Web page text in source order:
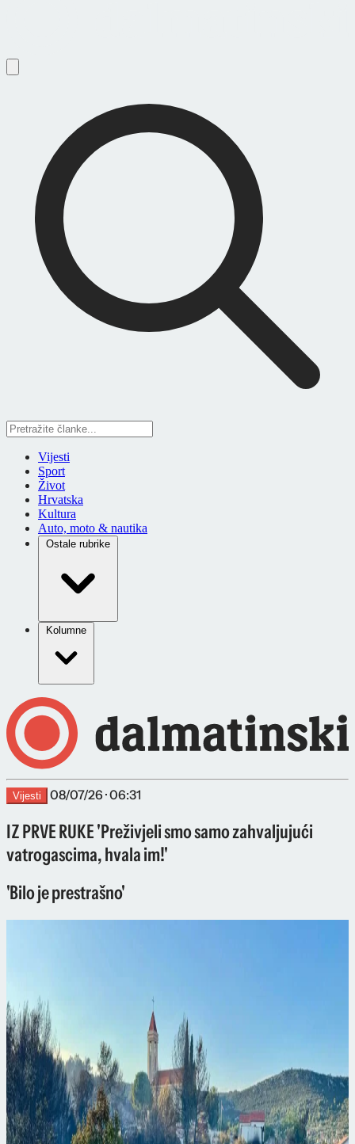
Vijesti
Sport
Život
Hrvatska
Kultura
Auto, moto & nautika
Ostale rubrike
Kolumne
Vijesti 08/07/26 · 06:31
IZ PRVE RUKE 'Preživjeli smo samo zahvaljujući
vatrogascima, hvala im!'
'Bilo je prestrašno'